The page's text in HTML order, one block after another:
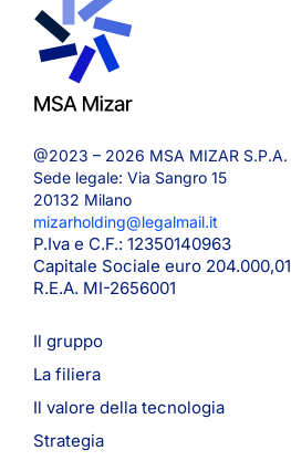
@2023 – 2026 MSA MIZAR S.P.A.
Sede legale: Via Sangro 15
20132 Milano
mizarholding@legalmail.it
P.Iva e C.F.: 12350140963
Capitale Sociale euro 204.000,01
R.E.A. MI-2656001
Il gruppo
La filiera
Il valore della tecnologia
Strategia